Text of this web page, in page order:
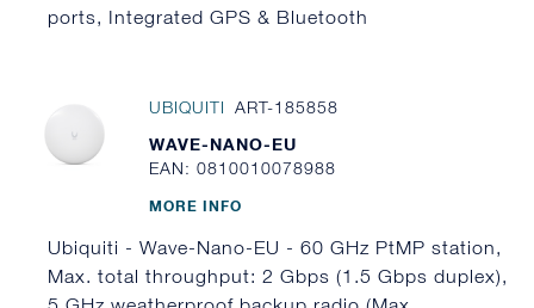
ports, Integrated GPS & Bluetooth
UBIQUITI ART-185858
WAVE-NANO-EU
EAN: 0810010078988
MORE INFO
Ubiquiti - Wave-Nano-EU - 60 GHz PtMP station,
Max. total throughput: 2 Gbps (1.5 Gbps duplex),